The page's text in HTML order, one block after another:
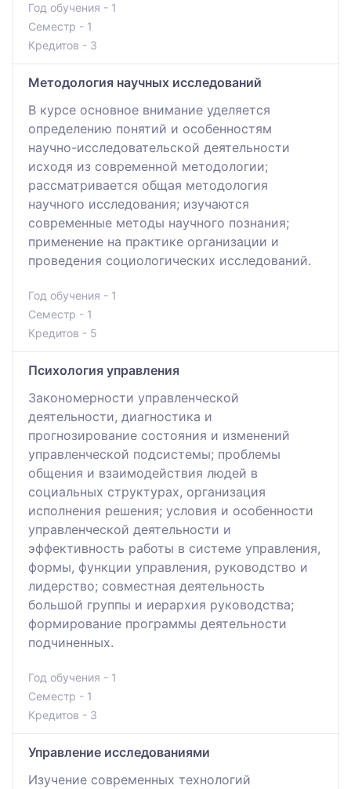
Год обучения - 1
Семестр - 1
Кредитов - 3
Методология научных исследований
В курсе основное внимание уделяется
определению понятий и особенностям
научно-исследовательской деятельности
исходя из современной методологии;
рассматривается общая методология
научного исследования; изучаются
современные методы научного познания;
применение на практике организации и
проведения социологических исследований.
Год обучения - 1
Семестр - 1
Кредитов - 5
Психология управления
Закономерности управленческой
деятельности, диагностика и
прогнозирование состояния и изменений
управленческой подсистемы; проблемы
общения и взаимодействия людей в
социальных структурах, организация
исполнения решения; условия и особенности
управленческой деятельности и
эффективность работы в системе управления,
формы, функции управления, руководство и
лидерство; совместная деятельность
большой группы и иерархия руководства;
формирование программы деятельности
подчиненных.
Год обучения - 1
Семестр - 1
Кредитов - 3
Управление исследованиями
Изучение современных технологий